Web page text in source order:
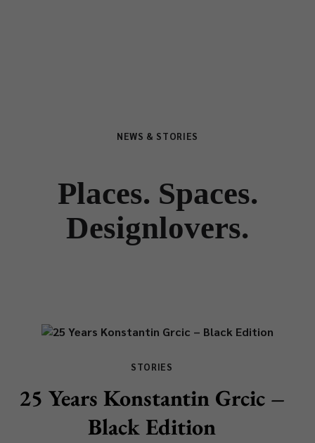
NEWS & STORIES
Places. Spaces.
Designlovers.
STORIES
25 Years Konstantin Grcic –
Black Edition